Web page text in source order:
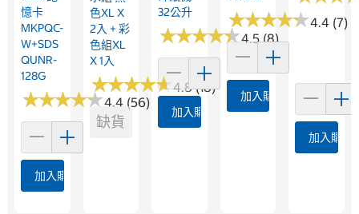
憶卡
MKPQC-
W+SDS
QUNR-
128G
★★★★★
★★★★★4.4 (56)
加入購物車
色XL X
2入 + 彩
色組XL
X 1入
★★★★★
★★★★★4.8 (18)
缺貨
32公升
★★★★★
★★★★★4.5 (8)
加入購物車
★★★★★
★★★★★4.4 (7)
加入購物車
加入購物